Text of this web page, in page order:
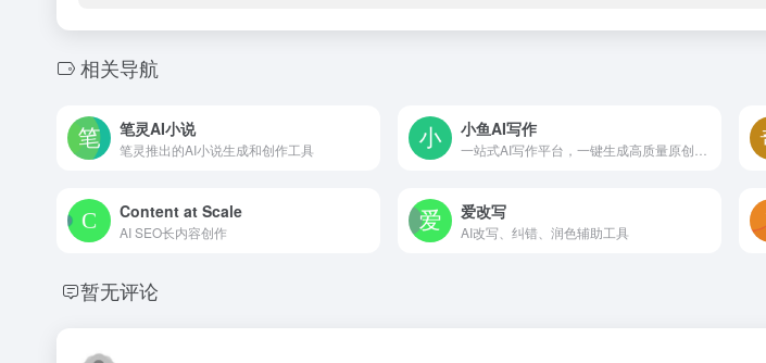
相关导航
笔灵AI小说
笔灵推出的AI小说生成和创作工具
小鱼AI写作
Content at Scale
AI SEO长内容创作
爱改写
AI改写、纠错、润色辅助工具
暂无评论